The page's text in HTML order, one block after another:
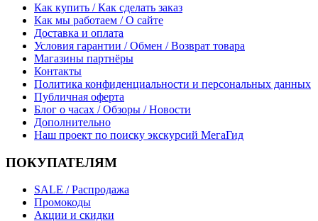
Как купить / Как сделать заказ
Как мы работаем / О сайте
Доставка и оплата
Условия гарантии / Обмен / Возврат товара
Магазины партнёры
Контакты
Политика конфиденциальности и персональных данных
Публичная оферта
Блог о часах / Обзоры / Новости
Дополнительно
Наш проект по поиску экскурсий МегаГид
ПОКУПАТЕЛЯМ
SALE / Распродажа
Промокоды
Акции и скидки